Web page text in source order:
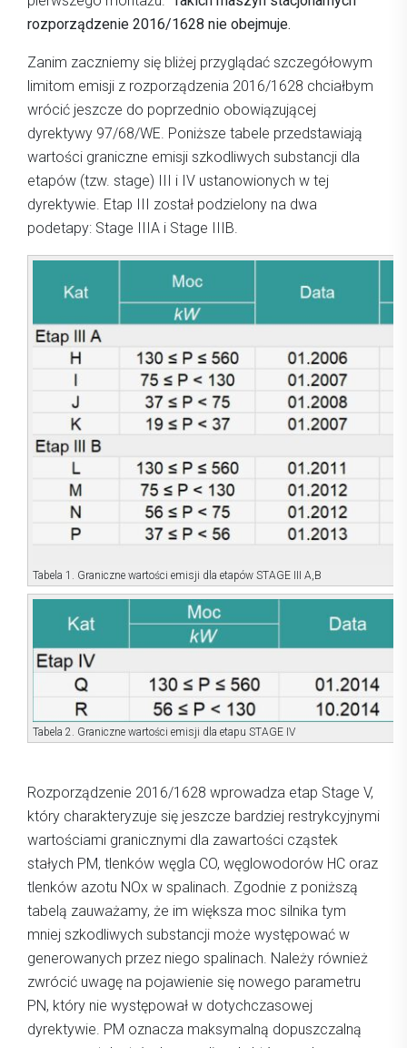
rozporządzenie 2016/1628 nie obejmuje.
Zanim zaczniemy się bliżej przyglądać szczegółowym
limitom emisji z rozporządzenia 2016/1628 chciałbym
wrócić jeszcze do poprzednio obowiązującej
dyrektywy 97/68/WE. Poniższe tabele przedstawiają
wartości graniczne emisji szkodliwych substancji dla
etapów (tzw. stage) III i IV ustanowionych w tej
dyrektywie. Etap III został podzielony na dwa
podetapy: Stage IIIA i Stage IIIB.
Tabela 1. Graniczne wartości emisji dla etapów STAGE III A,B
Tabela 2. Graniczne wartości emisji dla etapu STAGE IV
Rozporządzenie 2016/1628 wprowadza etap Stage V,
który charakteryzuje się jeszcze bardziej restrykcyjnymi
wartościami granicznymi dla zawartości cząstek
stałych PM, tlenków węgla CO, węglowodorów HC oraz
tlenków azotu NOx w spalinach. Zgodnie z poniższą
tabelą zauważamy, że im większa moc silnika tym
mniej szkodliwych substancji może występować w
generowanych przez niego spalinach. Należy również
zwrócić uwagę na pojawienie się nowego parametru
PN, który nie występował w dotychczasowej
dyrektywie. PM oznacza maksymalną dopuszczalną